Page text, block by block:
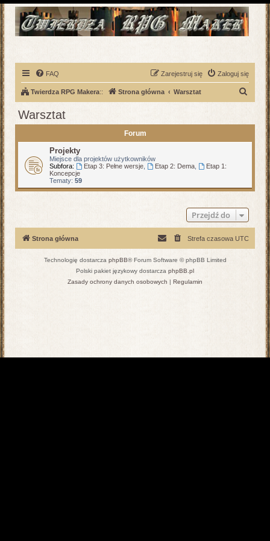
FAQ Zaloguj się
Zarejestruj się
Twierdza RPG Makera:: Strona główna Warsztat
Warsztat
Forum
Projekty
Miejsce dla projektów użytkowników
Subfora:
Etap 3: Pełne wersje, Etap 2: Dema,
Etap 1:
Koncepcje
Tematy: 59
Przejdź do
Strona główna Strefa czasowa UTC
Technologię dostarcza phpBB® Forum Software © phpBB Limited
Polski pakiet językowy dostarcza phpBB.pl
Zasady ochrony danych osobowych | Regulamin